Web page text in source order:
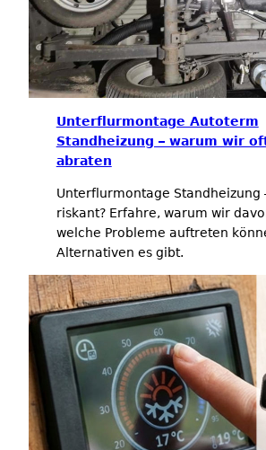
Unterflurmontage Autoterm
Standheizung – warum wir
abraten
Unterflurmontage Standheizung
riskant? Erfahre, warum wir
welche Probleme auftreten
Alternativen es gibt.